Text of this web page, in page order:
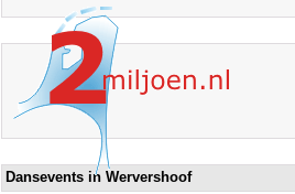
Dansevents in Wervershoof